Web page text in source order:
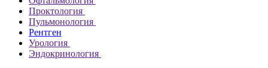
Проктология
Пульмонология
Рентген
Урология
Эндокринология